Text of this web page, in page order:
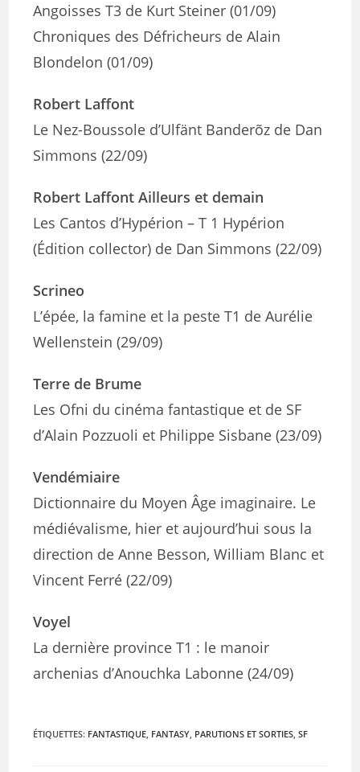
Angoisses T3 de Kurt Steiner (01/09)
Chroniques des Défricheurs de Alain
Blondelon (01/09)
Robert Laffont
Le Nez-Boussole d’Ulfänt Banderõz de Dan
Simmons (22/09)
Robert Laffont Ailleurs et demain
Les Cantos d’Hypérion – T 1 Hypérion
(Édition collector) de Dan Simmons (22/09)
Scrineo
L’épée, la famine et la peste T1 de Aurélie
Wellenstein (29/09)
Terre de Brume
Les Ofni du cinéma fantastique et de SF
d’Alain Pozzuoli et Philippe Sisbane (23/09)
Vendémiaire
Dictionnaire du Moyen Âge imaginaire. Le
médiévalisme, hier et aujourd’hui sous la
direction de Anne Besson, William Blanc et
Vincent Ferré (22/09)
Voyel
La dernière province T1 : le manoir
archenias d’Anouchka Labonne (24/09)
ÉTIQUETTES: FANTASTIQUE, FANTASY, PARUTIONS ET SORTIES, SF